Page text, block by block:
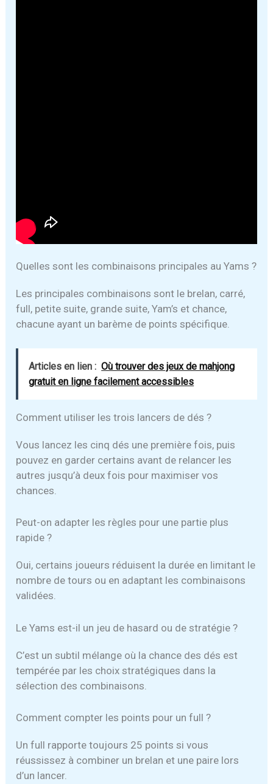
Quelles sont les combinaisons principales au Yams ?
Les principales combinaisons sont le brelan, carré,
full, petite suite, grande suite, Yam’s et chance,
chacune ayant un barème de points spécifique.
Articles en lien : Où trouver des jeux de mahjong
gratuit en ligne facilement accessibles
Comment utiliser les trois lancers de dés ?
Vous lancez les cinq dés une première fois, puis
pouvez en garder certains avant de relancer les
autres jusqu’à deux fois pour maximiser vos
chances.
Peut-on adapter les règles pour une partie plus
rapide ?
Oui, certains joueurs réduisent la durée en limitant le
nombre de tours ou en adaptant les combinaisons
validées.
Le Yams est-il un jeu de hasard ou de stratégie ?
C’est un subtil mélange où la chance des dés est
tempérée par les choix stratégiques dans la
sélection des combinaisons.
Comment compter les points pour un full ?
Un full rapporte toujours 25 points si vous
réussissez à combiner un brelan et une paire lors
d’un lancer.